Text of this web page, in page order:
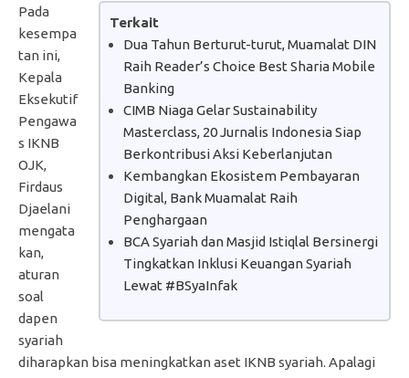
Terkait
Dua Tahun Berturut-turut, Muamalat DIN
Raih Reader’s Choice Best Sharia Mobile
Banking
CIMB Niaga Gelar Sustainability
Masterclass, 20 Jurnalis Indonesia Siap
Berkontribusi Aksi Keberlanjutan
Kembangkan Ekosistem Pembayaran
Digital, Bank Muamalat Raih
Penghargaan
BCA Syariah dan Masjid Istiqlal Bersinergi
Tingkatkan Inklusi Keuangan Syariah
Lewat #BSyaInfak
Pada
kesempa
tan ini,
Kepala
Eksekutif
Pengawa
s IKNB
OJK,
Firdaus
Djaelani
mengata
kan,
aturan
soal
dapen
syariah
diharapkan bisa meningkatkan aset IKNB syariah. Apalagi